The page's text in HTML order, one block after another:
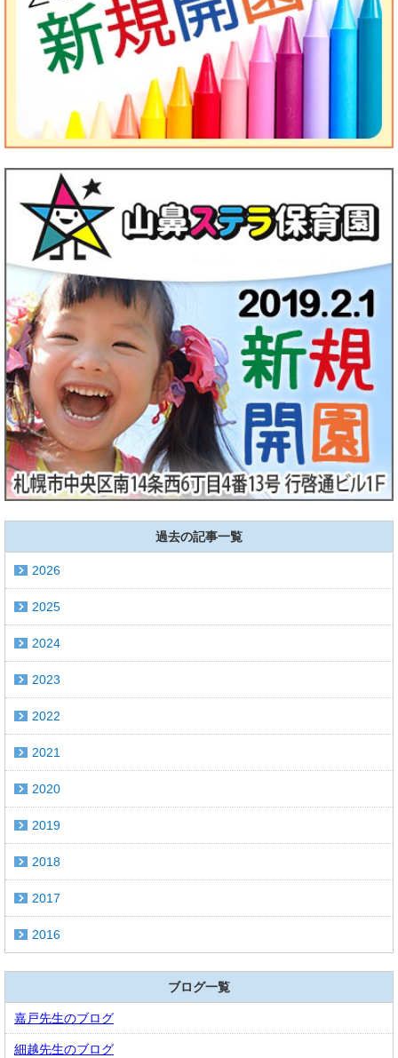
過去の記事一覧
2026
2025
2024
2023
2022
2021
2020
2019
2018
2017
2016
ブログ一覧
嘉戸先生のブログ
細越先生のブログ